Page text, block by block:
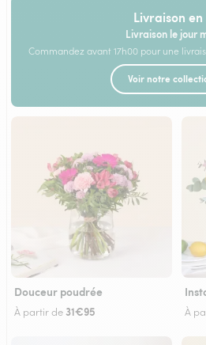
Livraison
Livraison le jour
Commandez avant 17h00 pour une
Voir notre
Douceur poudrée
À partir de 31€95 À